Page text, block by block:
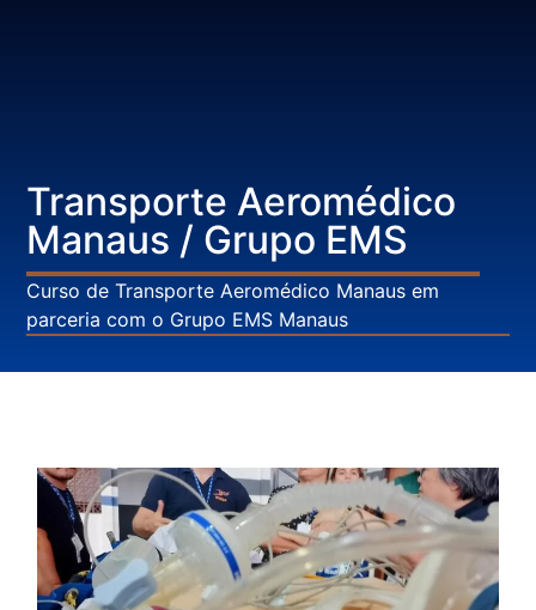
Transporte Aeromédico
Manaus / Grupo EMS
Curso de Transporte Aeromédico Manaus em
parceria com o Grupo EMS Manaus